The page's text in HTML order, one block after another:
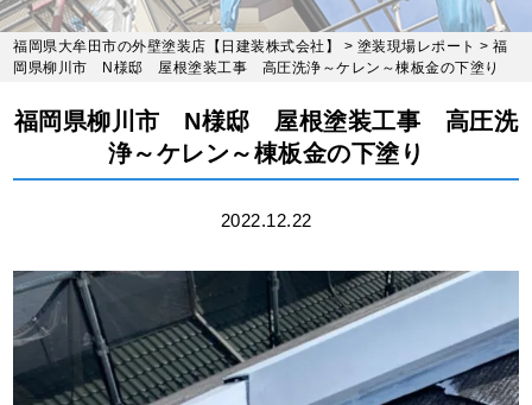
福岡県大牟田市の外壁塗装店【日建装株式会社】 > 塗装現場レポート > 福
岡県柳川市 N様邸 屋根塗装工事 高圧洗浄～ケレン～棟板金の下塗り
福岡県柳川市 N様邸 屋根塗装工事 高圧洗
浄～ケレン～棟板金の下塗り
2022.12.22